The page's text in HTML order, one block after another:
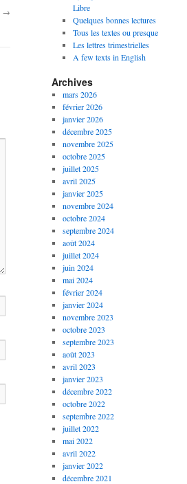
→
Libre
Quelques bonnes lectures
Tous les textes ou presque
Les lettres trimestrielles
A few texts in English
Archives
mars 2026
février 2026
janvier 2026
décembre 2025
novembre 2025
octobre 2025
juillet 2025
avril 2025
janvier 2025
novembre 2024
octobre 2024
septembre 2024
août 2024
juillet 2024
juin 2024
mai 2024
février 2024
janvier 2024
novembre 2023
octobre 2023
septembre 2023
août 2023
avril 2023
janvier 2023
décembre 2022
octobre 2022
septembre 2022
juillet 2022
mai 2022
avril 2022
janvier 2022
décembre 2021